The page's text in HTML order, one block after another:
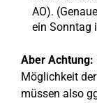
AO).
ein Sonntag
Aber Achtung:
Möglichkeit
müssen also